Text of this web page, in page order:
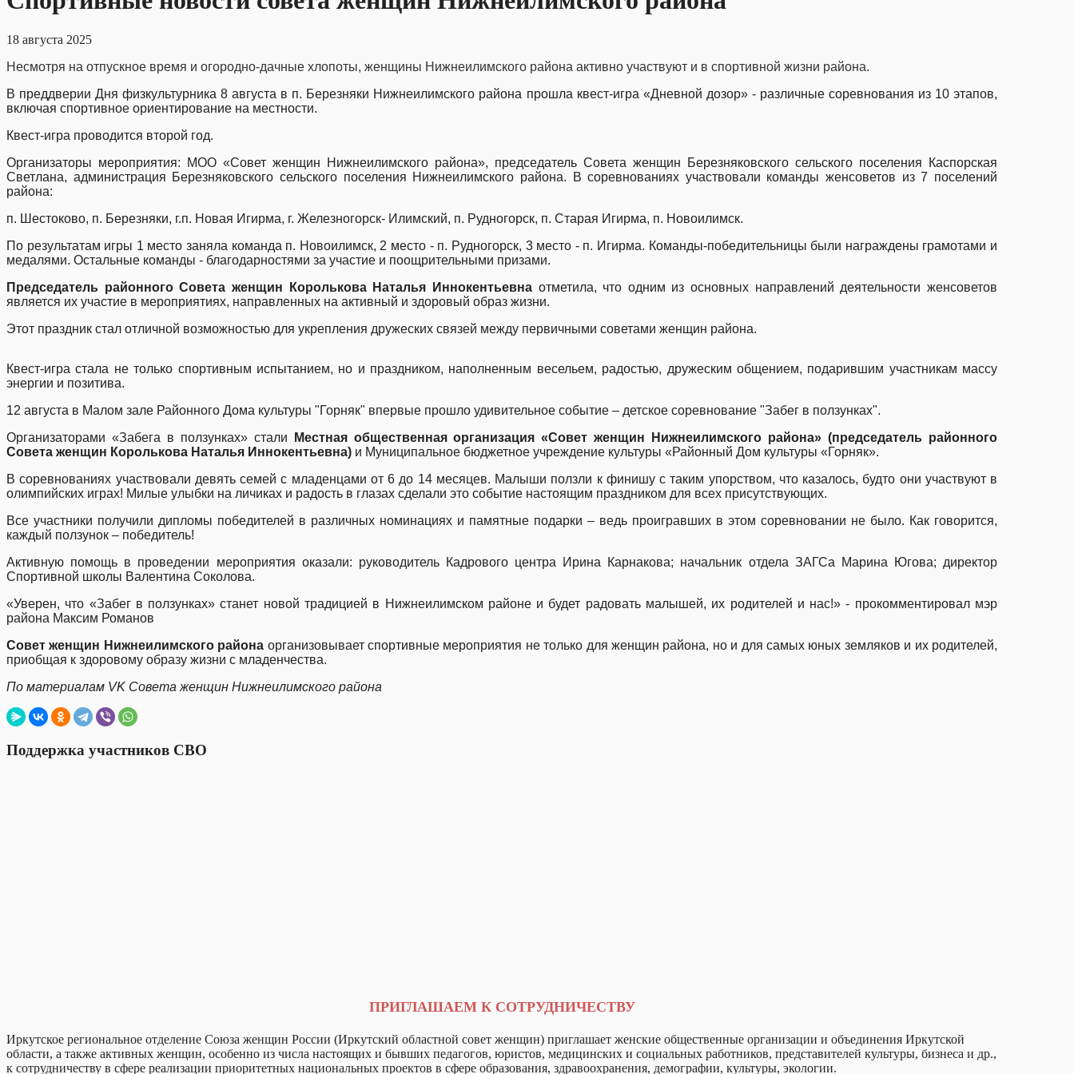
18 августа 2025
Несмотря на отпускное время и огородно-дачные хлопоты, женщины Нижнеилимского района активно участвуют и в спортивной жизни района.
В преддверии Дня физкультурника 8 августа в п. Березняки Нижнеилимского района прошла квест-игра «Дневной дозор» - различные соревнования из 10 этапов,
включая спортивное ориентирование на местности.
Квест-игра проводится второй год.
Организаторы мероприятия: МОО «Совет женщин Нижнеилимского района», председатель Совета женщин Березняковского сельского поселения Каспорская
Светлана, администрация Березняковского сельского поселения Нижнеилимского района. В соревнованиях участвовали команды женсоветов из 7 поселений
района:
п. Шестоково, п. Березняки, г.п. Новая Игирма, г. Железногорск- Илимский, п. Рудногорск, п. Старая Игирма, п. Новоилимск.
По результатам игры 1 место заняла команда п. Новоилимск, 2 место - п. Рудногорск, 3 место - п. Игирма. Команды-победительницы были награждены грамотами и
медалями. Остальные команды - благодарностями за участие и поощрительными призами.
Председатель районного Совета женщин Королькова Наталья Иннокентьевнаотметила, что одним из основных направлений деятельности женсоветов
является их участие в мероприятиях, направленных на активный и здоровый образ жизни.
Этот праздник стал отличной возможностью для укрепления дружеских связей между первичными советами женщин района.
Квест-игра стала не только спортивным испытанием, но и праздником, наполненным весельем, радостью, дружеским общением, подарившим участникам массу
энергии и позитива.
12 августа в Малом зале Районного Дома культуры "Горняк" впервые прошло удивительное событие – детское соревнование "Забег в ползунках".
Организаторами «Забега в ползунках» стали
Местная общественная организация «Совет женщин Нижнеилимского района» (председатель районного
Совета женщин Королькова Наталья Иннокентьевна) и Муниципальное бюджетное учреждение культуры «Районный Дом культуры «Горняк».
В соревнованиях участвовали девять семей с младенцами от 6 до 14 месяцев. Малыши ползли к финишу с таким упорством, что казалось, будто они участвуют в
олимпийских играх! Милые улыбки на личиках и радость в глазах сделали это событие настоящим праздником для всех присутствующих.
Все участники получили дипломы победителей в различных номинациях и памятные подарки – ведь проигравших в этом соревновании не было. Как говорится,
каждый ползунок – победитель!
Активную помощь в проведении мероприятия оказали: руководитель Кадрового центра Ирина Карнакова; начальник отдела ЗАГСа Марина Югова; директор
Спортивной школы Валентина Соколова.
«Уверен, что «Забег в ползунках» станет новой традицией в Нижнеилимском районе и будет радовать малышей, их родителей и нас!» - прокомментировал мэр
района Максим Романов
Совет женщин Нижнеилимского района организовывает спортивные мероприятия не только для женщин района, но и для самых юных земляков и их родителей,
приобщая к здоровому образу жизни с младенчества.
По материалам VK Совета женщин Нижнеилимского района
Поддержка участников СВО
ПРИГЛАШАЕМ К СОТРУДНИЧЕСТВУ
Иркутское региональное отделение Союза женщин России (Иркутский областной совет женщин) приглашает женские общественные организации и объединения Иркутской
области, а также активных женщин, особенно из числа настоящих и бывших педагогов, юристов, медицинских и социальных работников, представителей культуры, бизнеса и др.,
к сотрудничеству в сфере реализации приоритетных национальных проектов в сфере образования, здравоохранения, демографии, культуры, экологии.